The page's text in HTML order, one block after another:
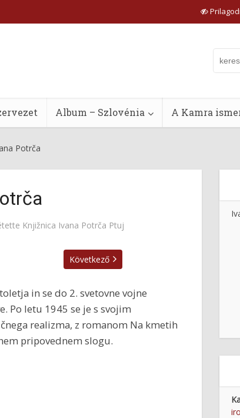
Album – Szlovénia A Kamra
Potrča
Knjižnica Ivana Potrča Ptuj
Következő
in se do 2. svetovne vojne
Po letu 1945 se je s svojim
realizma, z romanom Na kmetih
pripovednem slogu.